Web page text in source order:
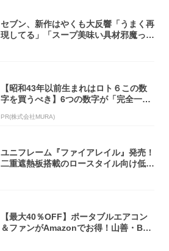
セブン、新作はやくも大反響「うまく再
現してる」「スープ美味い具材邪魔って
【昭和43年以前生まれはロト６この数
字を買うべき】6つの数字が「完全一
PR(株式会社MURA)
ユニフレーム『ファイアレイル』発売！
二重遮熱板搭載のロースタイル向け低型
【最大40％OFF】ポータブルエアコン
＆ファンがAmazonでお得！山善・Bo